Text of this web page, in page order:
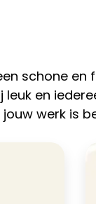
schone en
en
werk is